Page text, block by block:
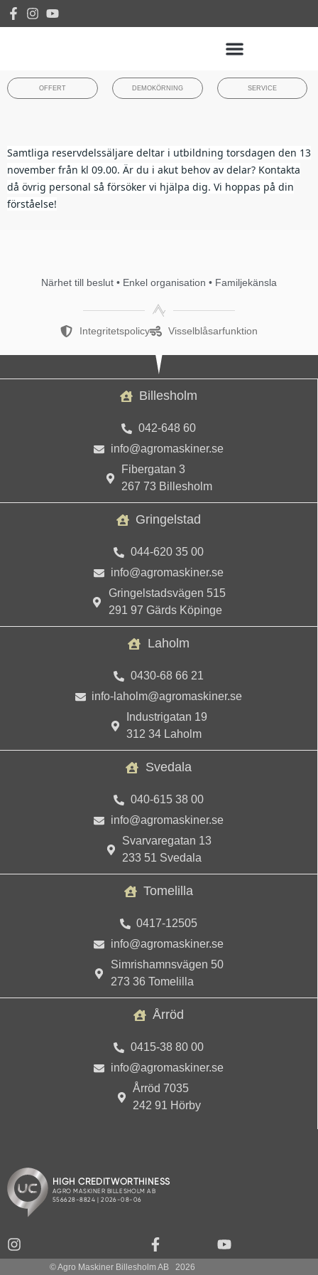
OFFERT DEMOKÖRNING SERVICE
Samtliga reservdelssäljare deltar i utbildning torsdagen den 13
november från kl 09.00. Är du i akut behov av delar? Kontakta
då övrig personal så försöker vi hjälpa dig. Vi hoppas på din
förståelse!
Närhet till beslut • Enkel organisation • Familjekänsla
Integritetspolicy Visselblåsarfunktion
Billesholm
042-648 60
info@agromaskiner.se
Fibergatan 3
267 73 Billesholm
Gringelstad
044-620 35 00
info@agromaskiner.se
Gringelstadsvägen 515
291 97 Gärds Köpinge
Laholm
0430-68 66 21
info-laholm@agromaskiner.se
Industrigatan 19
312 34 Laholm
Svedala
040-615 38 00
info@agromaskiner.se
Svarvaregatan 13
233 51 Svedala
Tomelilla
0417-12505
info@agromaskiner.se
Simrishamnsvägen 50
273 36 Tomelilla
Årröd
0415-38 80 00
info@agromaskiner.se
Årröd 7035
242 91 Hörby
© Agro Maskiner Billesholm AB 2026